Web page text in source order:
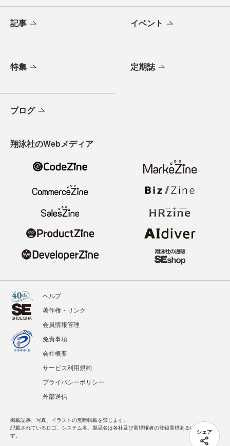
シェア
記事 イベント
特集 定期誌
ブログ
翔泳社のWebメディア
ヘルプ
著作権・リンク
会員情報管理
免責事項
会社概要
サービス利用規約
プライバシーポリシー
外部送信
掲載記事、写真、イラストの無断転載を禁じます。
記載されているロゴ、システム名、製品名は各社及び商標権者の登録商標あるいは商標で
す。